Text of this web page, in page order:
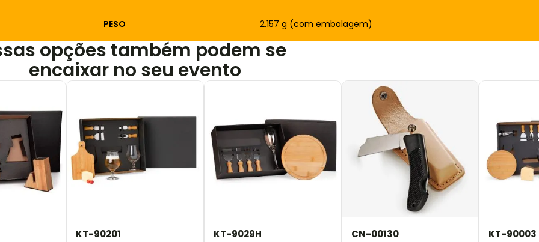
PESO 2.157 g (com embalagem)
opções também podem se
encaixar no seu evento
KT-90201 KT-9029H CN-00130 KT-90003